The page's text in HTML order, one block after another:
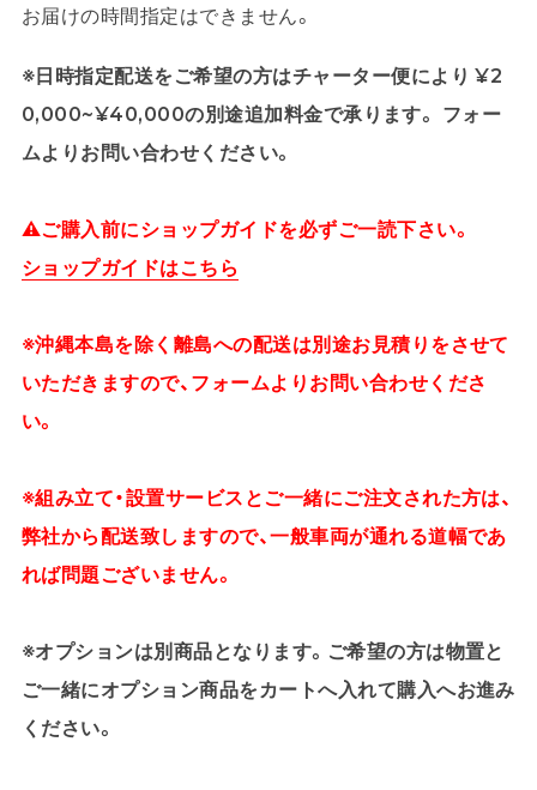
お届けの時間指定はできません。
※日時指定配送をご希望の方はチャーター便により ¥2
0,000~¥40,000の別途追加料金で承ります。 フォー
ムよりお問い合わせください。
⚠ご購入前にショップガイドを必ずご一読下さい。
ショップガイドはこちら
※沖縄本島を除く離島への配送は別途お見積りをさせて
いただきますので、フォームよりお問い合わせくださ
い。
※組み立て・設置サービスとご一緒にご注文された方は、
弊社から配送致しますので、一般車両が通れる道幅であ
れば問題ございません。
※オプションは別商品となります。ご希望の方は物置と
ご一緒にオプション商品をカートへ入れて購入へお進み
ください。